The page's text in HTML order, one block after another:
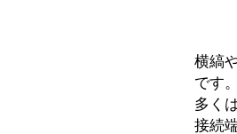
横縞
です
多く
接続